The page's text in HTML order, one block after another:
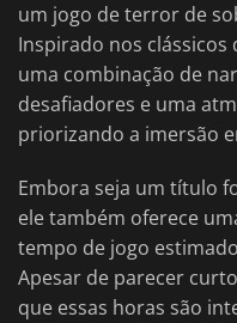
um jogo de terror de
Inspirado nos clássicos
uma combinação de
desafiadores e uma
priorizando a imersão
Embora seja um título
ele também oferece
tempo de jogo
Apesar de parecer
que essas horas são